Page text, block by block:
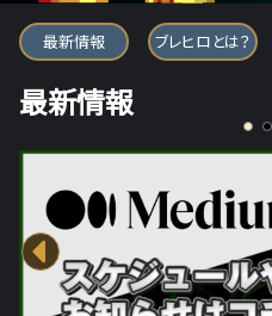
ブレイブ フロン
最新情報 ブレヒロとは？
最新情報